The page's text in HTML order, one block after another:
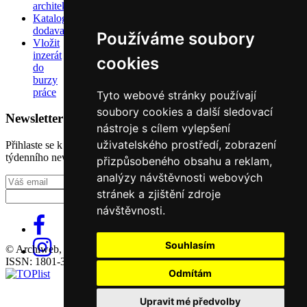
Používáme soubory
cookies
Tyto webové stránky používají
soubory cookies a další sledovací
nástroje s cílem vylepšení
uživatelského prostředí, zobrazení
přizpůsobeného obsahu a reklam,
analýzy návštěvnosti webových
stránek a zjištění zdroje
návštěvnosti.
Souhlasím
Odmítám
Upravit mé předvolby
architektů
Katalog
dodavatelů
Vložit
inzerát
do
burzy
práce
Newsletter
Přihlaste se k odběru našeho pravidelného
týdenního newsletteru:
Fill in „nospam“
© Archiweb, s.r.o. 1997-2026
ISSN: 1801-3902